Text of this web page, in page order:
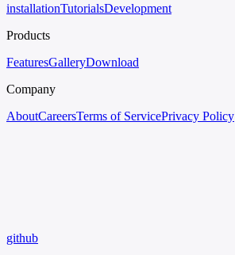
installationTutorialsDevelopment
Products
FeaturesGalleryDownload
Company
AboutCareersTerms of ServicePrivacy Policy
github